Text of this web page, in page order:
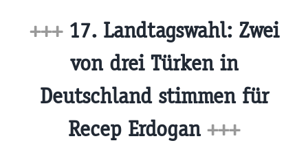
+++17. Landtagswahl: Zwei
von drei Türken in
Deutschland stimmen für
Recep Erdogan +++